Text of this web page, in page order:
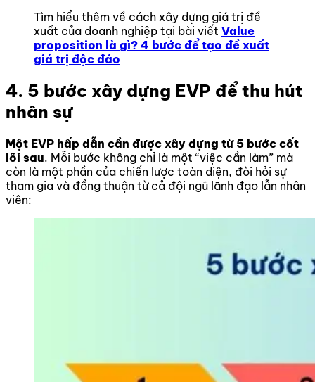
Tìm hiểu thêm về cách xây dựng giá trị đề
xuất của doanh nghiệp tại bài viết Value
proposition là gì? 4 bước để tạo đề xuất
giá trị độc đáo
4. 5 bước xây dựng EVP để thu hút
nhân sự
Một EVP hấp dẫn cần được xây dựng từ 5 bước cốt
lõi sau. Mỗi bước không chỉ là một “việc cần làm” mà
còn là một phần của chiến lược toàn diện, đòi hỏi sự
tham gia và đồng thuận từ cả đội ngũ lãnh đạo lẫn nhân
viên: